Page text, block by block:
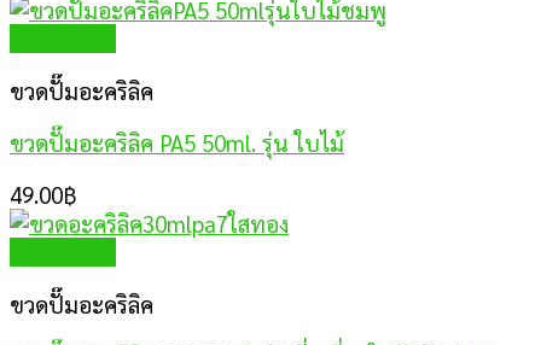
ขวดปั๊มอะคริลิค
ขวดปั๊มอะคริลิค PA5 50ml. รุ่น ใบไม้
49.00฿
ขวดปั๊มอะคริลิค